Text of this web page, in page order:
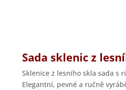
Sada sklenic z
Sklenice z lesního skla sada s
Elegantní, pevné a ručně